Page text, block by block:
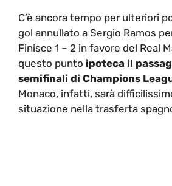
C’è ancora tempo per ulteriori
gol annullato a Sergio Ramos
Finisce 1 – 2 in favore del Real
questo punto ipoteca il
semifinali di Champions
Monaco, infatti, sarà
situazione nella trasferta